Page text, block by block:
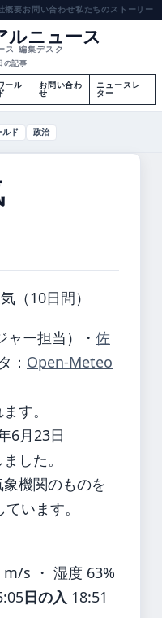
概要お問い合わせ私たちのストーリー
ルニュース
ス 編集デスク
の記事
ール
ド
お問い合わ
せ
ニュースレ
ター
ルド 政治
（10日間）
ャー担当） ・ 佐
： Open-Meteo
す。
6月23日
した。
機関のものを
います。
s ・ 湿度 63%
日の入 18:51